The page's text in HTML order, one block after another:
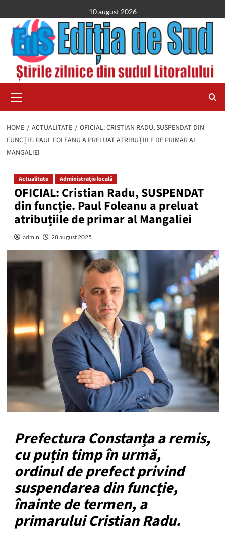
to
content
10 august 2026
Menu
HOME ACTUALITATE
OFICIAL: CRISTIAN RADU, SUSPENDAT DIN
FUNCȚIE. PAUL FOLEANU A PRELUAT ATRIBUȚIILE DE PRIMAR AL
MANGALIEI
Actualitate Administrație locală
OFICIAL: Cristian Radu, SUSPENDAT
din funcție. Paul Foleanu a preluat
atribuțiile de primar al Mangaliei
admin 28 august 2025
Prefectura Constanța a remis,
cu puțin timp în urmă,
ordinul de prefect privind
suspendarea din funcție,
înainte de termen, a
primarului Cristian Radu.